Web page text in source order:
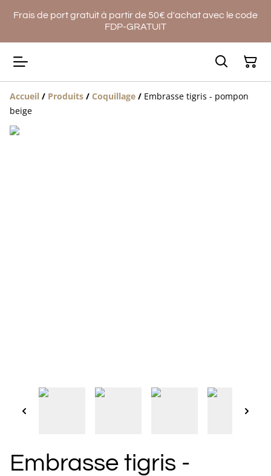
Frais de port gratuit à partir de 50€ d'achat avec le code
FDP-GRATUIT
Accueil / Produits / Coquillage / Embrasse tigris - pompon
beige
Embrasse tigris -